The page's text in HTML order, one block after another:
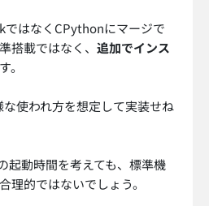
はなくCPythonにマージで
搭載ではなく、 追加でインス
。
使われ方を想定して実装せね
起動時間を考えても、標準機
理的ではないでしょう。